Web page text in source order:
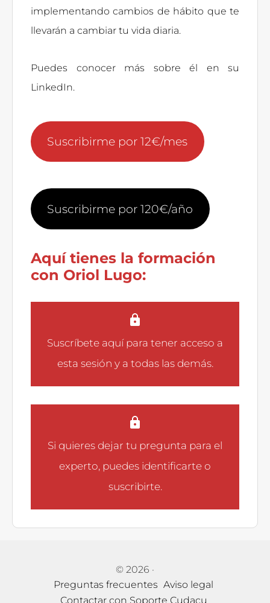
implementando cambios de hábito que te
llevarán a cambiar tu vida diaria.
Puedes conocer más sobre él en su
LinkedIn.
Suscribirme por 12€/mes
Suscribirme por 120€/año
Aquí tienes la formación
con Oriol Lugo:
Suscríbete aquípara tener acceso a
esta sesión y a todas las demás.
Si quieres dejar tu pregunta para el
experto, puedes identificarte o
suscribirte.
© 2026 ·
Preguntas frecuentes Aviso legal
Contactar con Soporte Cudacu